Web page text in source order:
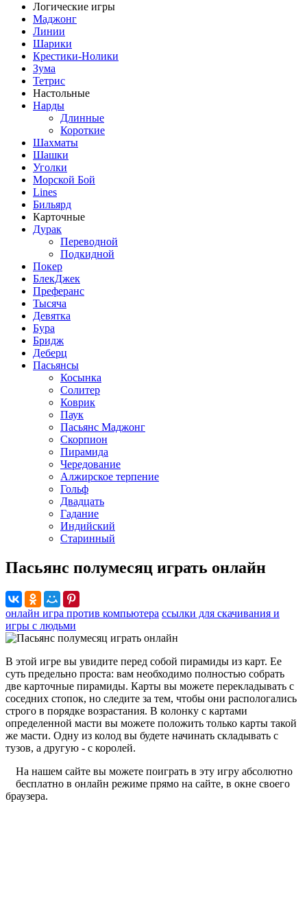
Логические игры
Маджонг
Линии
Шарики
Крестики-Нолики
Зума
Тетрис
Настольные
Нарды
Длинные
Короткие
Шахматы
Шашки
Уголки
Морской Бой
Lines
Бильярд
Карточные
Дурак
Переводной
Подкидной
Покер
БлекДжек
Преферанс
Тысяча
Девятка
Бура
Бридж
Деберц
Пасьянсы
Косынка
Солитер
Коврик
Паук
Пасьянс Маджонг
Скорпион
Пирамида
Чередование
Алжирское терпение
Гольф
Двадцать
Гадание
Индийский
Старинный
Пасьянс полумесяц играть онлайн
онлайн игра против компьютера ссылки для скачивания и
игры с людьми
В этой игре вы увидите перед собой пирамиды из карт. Ее
суть предельно проста: вам необходимо полностью собрать
две карточные пирамиды. Карты вы можете перекладывать с
соседних стопок, но следите за тем, чтобы они распологались
строго в порядке возрастания. В колонку с картами
определенной масти вы можете положить только карты такой
же масти. Одну из колод вы будете начинать складывать с
тузов, а другую - с королей.
На нашем сайте вы можете поиграть в эту игру абсолютно
бесплатно в онлайн режиме прямо на сайте, в окне своего
браузера.